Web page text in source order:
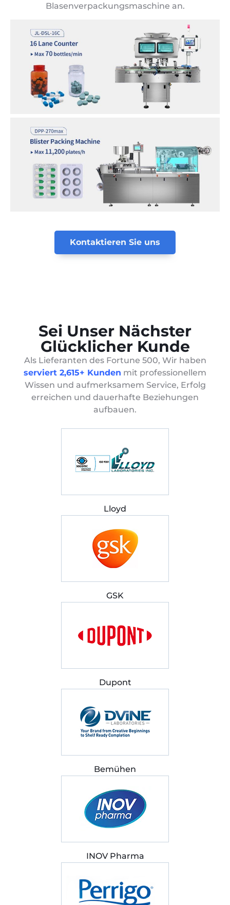
Blasenverpackungsmaschine an.
Kontaktieren Sie uns
Sei Unser Nächster
Glücklicher Kunde
Als Lieferanten des Fortune 500, Wir haben
serviert 2,615+ Kunden mit professionellem
Wissen und aufmerksamem Service, Erfolg
erreichen und dauerhafte Beziehungen
aufbauen.
Lloyd
GSK
Dupont
Bemühen
INOV Pharma